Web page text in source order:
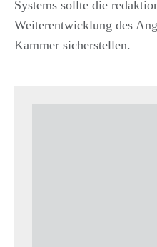
Systems sollte die
Weiterentwicklung des
Kammer sicherstellen.